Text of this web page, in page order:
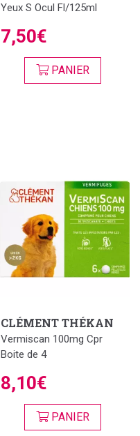
Yeux S Ocul Fl/125ml
7,50€
PANIER
CLÉMENT THÉKAN
Vermiscan 100mg Cpr
Boite de 4
8,10€
PANIER